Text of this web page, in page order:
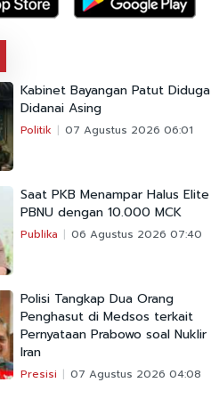
Kabinet Bayangan Patut Diduga
Didanai Asing
Politik 07 Agustus 2026 06:01
Saat PKB Menampar Halus Elite
PBNU dengan 10.000 MCK
Publika 06 Agustus 2026 07:40
Polisi Tangkap Dua Orang
Penghasut di Medsos terkait
Pernyataan Prabowo soal Nuklir
Iran
Presisi 07 Agustus 2026 04:08